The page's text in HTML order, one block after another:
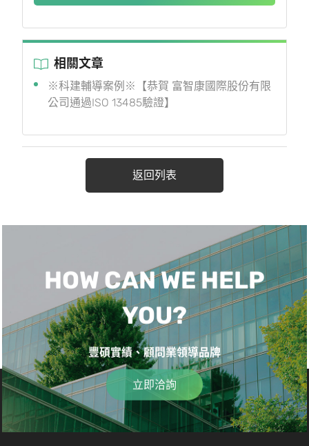
相關文章
※科建輔導案例※【恭賀 富智康國際股份有限
公司通過ISO 13485驗證】
返回列表
HOW CAN WE HELP
YOU?
豐碩實績、顧問業領導品牌
立即洽詢